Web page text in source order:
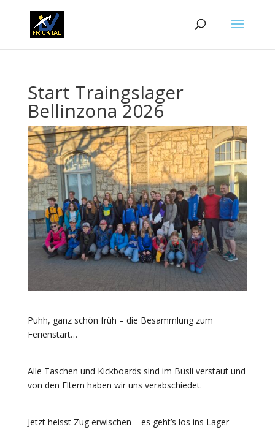
Start Traingslager
Bellinzona 2026
Puhh, ganz schön früh – die Besammlung zum
Ferienstart…
Alle Taschen und Kickboards sind im Büsli verstaut und
von den Eltern haben wir uns verabschiedet.
Jetzt heisst Zug erwischen – es geht’s los ins Lager